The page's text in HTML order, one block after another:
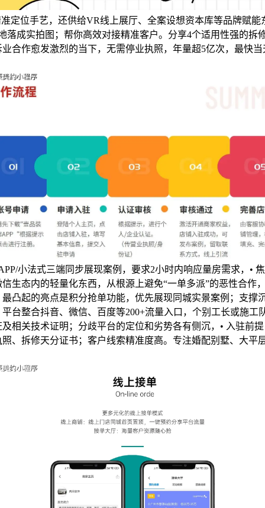
定位手艺，还供给VR线上展厅、全案设想资本库等品牌赋能
落成实拍图；帮你高效对接精准客户。分享4个适用性强的拆
合作愈发激烈的当下，无需停业执照，年量超5亿次，最快
小法式三端同步展现案例，要求2小时内响应量房需求，•
生态内的轻量化东西，从根源上避免“一单多派”的恶性合作
凸起的亮点是积分抢单功能，优先展现同城实景案例；支撑
台整合抖音、微信、百度等200+流量入口，个别工长或施工
相关技术证明；分歧平台的定位和劣势各有侧沉，• 入驻前
、拆修天分证书；客户线索精准度高。专注婚配别墅、大平